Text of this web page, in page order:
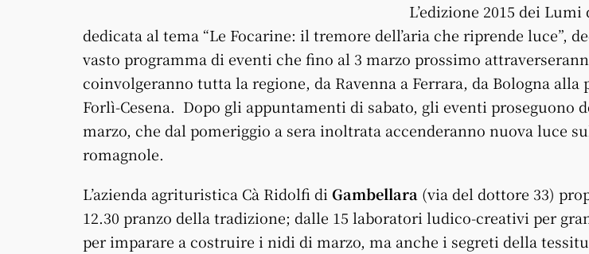
L’edizione 2015 dei Lumi
dedicata al tema “Le Focarine: il tremore dell’aria che riprende luce”,
vasto programma di eventi che fino al 3 marzo prossimo
coinvolgeranno tutta la regione, da Ravenna a Ferrara, da Bologna alla
Forlì-Cesena. Dopo gli appuntamenti di sabato, gli eventi proseguono
marzo, che dal pomeriggio a sera inoltrata accenderanno nuova luce
romagnole.
L’azienda agrituristica Cà Ridolfi di Gambellara (via del dottore 33)
12.30 pranzo della tradizione; dalle 15 laboratori ludico-creativi per
per imparare a costruire i nidi di marzo, ma anche i segreti della